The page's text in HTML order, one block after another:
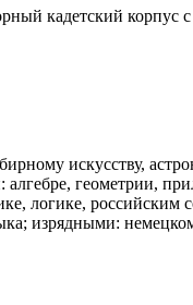
кадетский корпус
искусству,
геометрии,
логике, российским
изрядными: